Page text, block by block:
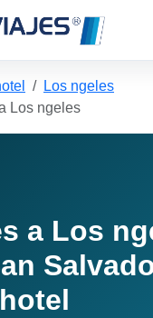
Los ngeles
Los ngeles
a Los